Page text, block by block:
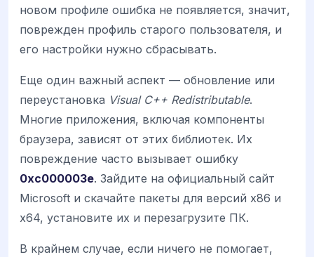
новом профиле ошибка не появляется, значит,
поврежден профиль старого пользователя, и
его настройки нужно сбрасывать.
Еще один важный аспект — обновление или
переустановка Visual C++ Redistributable.
Многие приложения, включая компоненты
браузера, зависят от этих библиотек. Их
повреждение часто вызывает ошибку
0xc000003e. Зайдите на официальный сайт
Microsoft и скачайте пакеты для версий x86 и
x64, установите их и перезагрузите ПК.
В крайнем случае, если ничего не помогает,